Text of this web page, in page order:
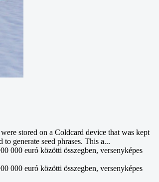
stored on a Coldcard device that was kept
generate seed phrases. This a...
000 euró közötti összegben, versenyképes
000 euró közötti összegben, versenyképes